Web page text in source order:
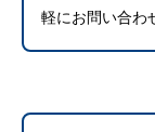
軽にお問い合わ